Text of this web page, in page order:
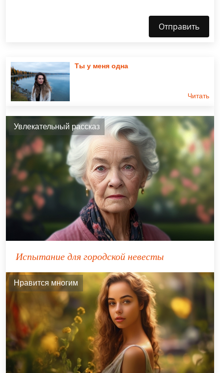
Отправить
Ты у меня одна
Читать
Увлекательный рассказ
Испытание для городской невесты
Нравится многим